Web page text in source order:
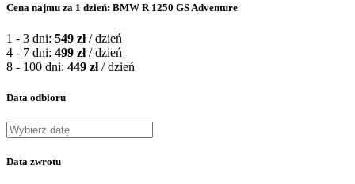
Cena najmu za 1 dzień: BMW R 1250 GS Adventure
1 - 3 dni: 549 zł/ dzień
4 - 7 dni: 499 zł/ dzień
8 - 100 dni: 449 zł/ dzień
Data odbioru
Data zwrotu